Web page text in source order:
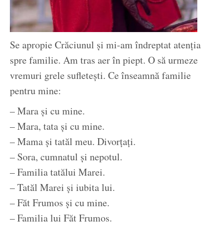
Se apropie Crăciunul şi mi-am îndreptat atenţia
spre familie. Am tras aer în piept. O să urmeze
vremuri grele sufleteşti. Ce înseamnă familie
pentru mine:
– Mara şi cu mine.
– Mara, tata şi cu mine.
– Mama şi tatăl meu. Divorţaţi.
– Sora, cumnatul şi nepotul.
– Familia tatălui Marei.
– Tatăl Marei şi iubita lui.
– Făt Frumos şi cu mine.
– Familia lui Făt Frumos.